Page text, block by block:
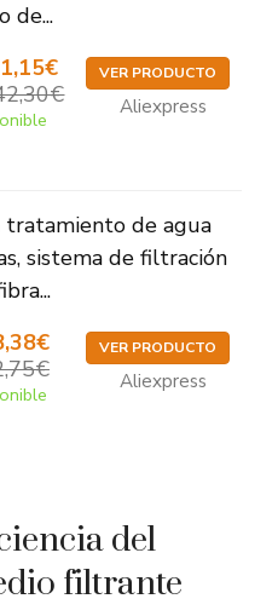
de...
VER PRODUCTO
Aliexpress
de agua
sistema de filtración
VER PRODUCTO
Aliexpress
del
filtrante